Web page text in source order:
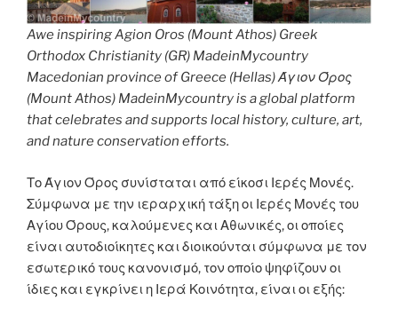
Awe inspiring Agion Oros (Mount Athos) Greek
Orthodox Christianity (GR) MadeinMycountry
Macedonian province of Greece (Hellas) Άγιον Όρος
(Mount Athos) MadeinMycountry is a global platform
that celebrates and supports local history, culture, art,
and nature conservation efforts.
Το Άγιον Όρος συνίσταται από είκοσι Ιερές Μονές.
Σύμφωνα με την ιεραρχική τάξη οι Ιερές Μονές του
Αγίου Όρους, καλούμενες και Αθωνικές, οι οποίες
είναι αυτοδιοίκητες και διοικούνται σύμφωνα με τον
εσωτερικό τους κανονισμό, τον οποίο ψηφίζουν οι
ίδιες και εγκρίνει η Ιερά Κοινότητα, είναι οι εξής: